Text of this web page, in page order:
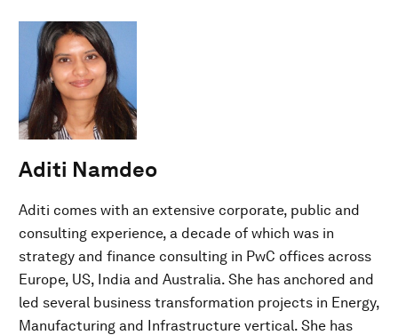
Aditi Namdeo
Aditi comes with an extensive corporate, public and
consulting experience, a decade of which was in
strategy and finance consulting in PwC offices across
Europe, US, India and Australia. She has anchored and
led several business transformation projects in Energy,
Manufacturing and Infrastructure vertical. She has